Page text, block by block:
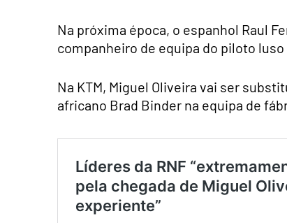
Na próxima época, o espanhol Raul
companheiro de equipa do piloto luso
Na KTM, Miguel Oliveira vai ser
africano Brad Binder na equipa de